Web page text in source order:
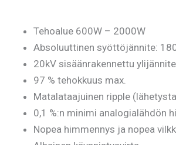
Tehoalue 600W – 2000W
Absoluuttinen syöttöjännite:
20kV sisäänrakennettu
97 % tehokkuus max.
Matalataajuinen ripple
0,1 %:n minimi analogialähdön
Nopea himmennys ja nopea